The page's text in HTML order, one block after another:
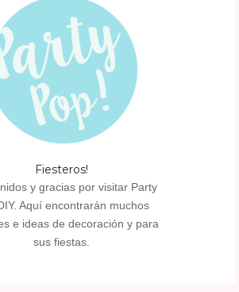
Fiesteros!
y gracias por visitar Party
Aquí encontrarán muchos
e ideas de decoración y para
sus fiestas.